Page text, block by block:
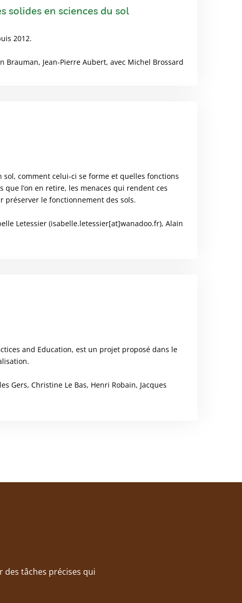
solides en sciences du sol
2012.
Jean-Pierre Aubert, avec Michel Brossard
sol, comment celui-ci se forme et quelles fonctions
l’on en retire, les menaces qui rendent ces
préserver le fonctionnement des sols.
Letessier (isabelle.letessier[at]wanadoo.fr), Alain
and Education, est un projet proposé dans le
Gers, Christine Le Bas, Henri Robain, Jacques
tâches précises qui